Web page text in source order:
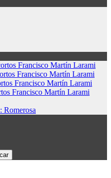
Francisco Martín Larami
Francisco Martín Larami
Francisco Martín Larami
Francisco Martín Larami
Romerosa